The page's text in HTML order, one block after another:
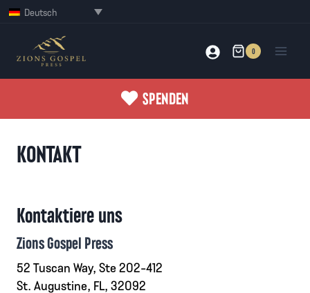
Zum
springen
Deutsch
0
SPENDEN
KONTAKT
Kontaktiere uns
Zions Gospel Press
52 Tuscan Way, Ste 202-412
St. Augustine, FL, 32092